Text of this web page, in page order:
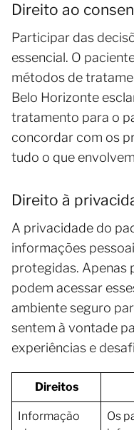
Direito ao
Participar das
essencial. O
métodos de
Belo Horizonte
tratamento para o
concordar com os
tudo o que
Direito à
A privacidade do
informações
protegidas. Apenas
podem acessar
ambiente seguro
sentem à vontade
experiências e
Direitos
Informação
Os